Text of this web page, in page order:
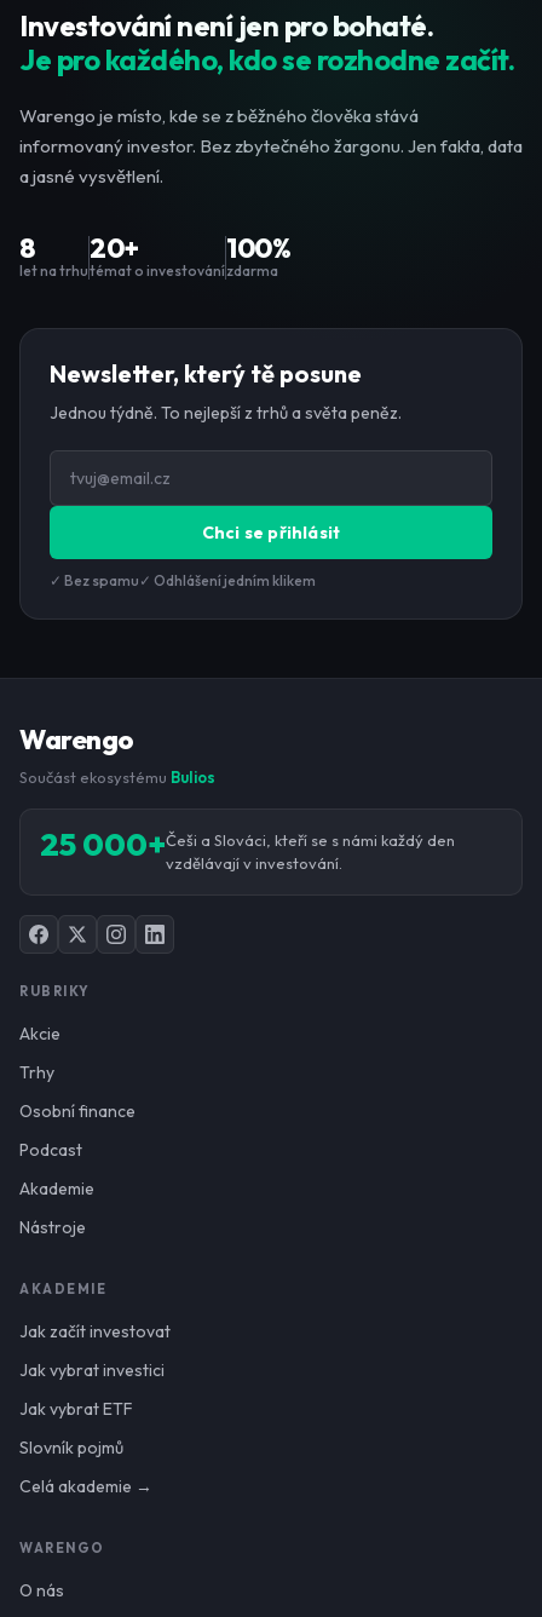
Investování není jen pro bohaté.
Je pro každého, kdo se rozhodne začít.
Warengo je místo, kde se z běžného člověka stává
informovaný investor. Bez zbytečného žargonu. Jen fakta, data
a jasné vysvětlení.
8
let na trhu
20+
témat o investování
100%
zdarma
Newsletter, který tě posune
Jednou týdně. To nejlepší z trhů a světa peněz.
Chci se přihlásit
✓ Bez spamu ✓ Odhlášení jedním klikem
Warengo
Součást ekosystému Bulios
25 000+Češi a Slováci, kteří se s námi každý den
vzdělávají v investování.
RUBRIKY
Akcie
Trhy
Osobní finance
Podcast
Akademie
Nástroje
AKADEMIE
Jak začít investovat
Jak vybrat investici
Jak vybrat ETF
Slovník pojmů
Celá akademie →
WARENGO
O nás